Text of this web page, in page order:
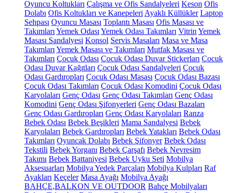
Oyuncu Koltukları Çalışma ve Ofis Sandalyeleri Keson Ofis
Dolabı Ofis Koltukları ve Kanepeleri Ayaklı Küllükler Laptop
Sehpası Oyuncu Masası Toplantı Masası Ofis Masası ve
Takımları Yemek Odası Yemek Odası Takımları Vitrin Yemek
Masası Sandalyesi Konsol Servis Masaları Masa ve Masa
Takımları Yemek Masası ve Takımları Mutfak Masası ve
Takımları Çocuk Odası Çocuk Odası Duvar Stickerları Çocuk
Odası Duvar Kağıtları Çocuk Odası Sandalyeleri Çocuk
Odası Gardıropları Çocuk Odası Masası Çocuk Odası Bazası
Çocuk Odası Takımları Çocuk Odası Komodini Çocuk Odası
Karyolaları Genç Odası Genç Odası Takımları Genç Odası
Komodini Genç Odası Şifonyerleri Genç Odası Bazaları
Genç Odası Gardıropları Genç Odası Karyolaları Ranza
Bebek Odası Bebek Beşikleri Mama Sandalyesi Bebek
Karyolaları Bebek Gardıropları Bebek Yatakları Bebek Odası
Takımları Oyuncak Dolabı Bebek Şifonyer Bebek Odası
Tekstili Bebek Yorganı Bebek Çarşafı Bebek Nevresim
Takımı Bebek Battaniyesi Bebek Uyku Seti Mobilya
Aksesuarları Mobilya Yedek Parçaları Mobilya Kulpları Raf
Ayakları Keçeler Masa Ayağı Mobilya Ayağı
BAHÇE,BALKON VE OUTDOOR Bahçe Mobilyaları